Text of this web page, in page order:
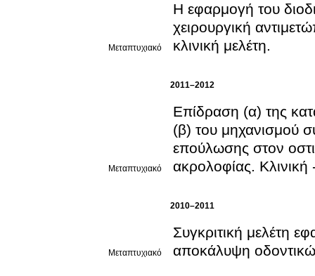
Μεταπτυχιακό
Η εφαρμογή του
χειρουργική
κλινική μελέτη.
2011–2012
Μεταπτυχιακό
Επίδραση (α) της
(β) του μηχανισμού
επούλωσης στον
ακρολοφίας. Κλινική
2010–2011
Μεταπτυχιακό
Συγκριτική μελέτη
αποκάλυψη